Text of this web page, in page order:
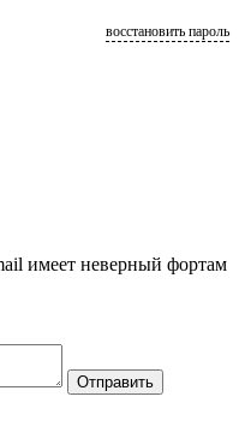
восстановить пароль
имеет неверный фортам
Отправить